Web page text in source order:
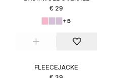
€ 29
+5
FLEECEJACKE